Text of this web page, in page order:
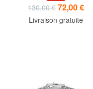
130,00 € 72,00 €
Livraison gratuite